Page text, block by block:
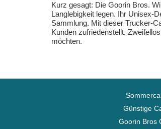
Kurz gesagt: Die Goorin Bros.
Langlebigkeit legen. Ihr Unisex-
Sammlung. Mit dieser Trucker-
Kunden zufriedenstellt.
möchten.
Günstige
Goorin Bros